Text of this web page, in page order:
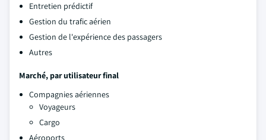
Entretien prédictif
Gestion du trafic aérien
Gestion de l'expérience des passagers
Autres
Marché, par utilisateur final
Compagnies aériennes
Voyageurs
Cargo
Aéroports